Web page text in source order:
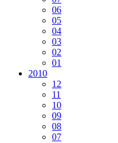
06
05
04
03
02
01
2010
12
11
10
09
08
07